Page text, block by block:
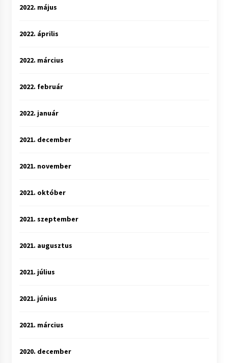
2022. május
2022. április
2022. március
2022. február
2022. január
2021. december
2021. november
2021. október
2021. szeptember
2021. augusztus
2021. július
2021. június
2021. március
2020. december